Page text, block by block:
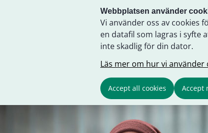
Webbplatsen använder
Vi använder oss av cookies
en datafil som lagras i syfte
inte skadlig för din dator.
Läs mer om hur vi använder
Accept all cookies Accept